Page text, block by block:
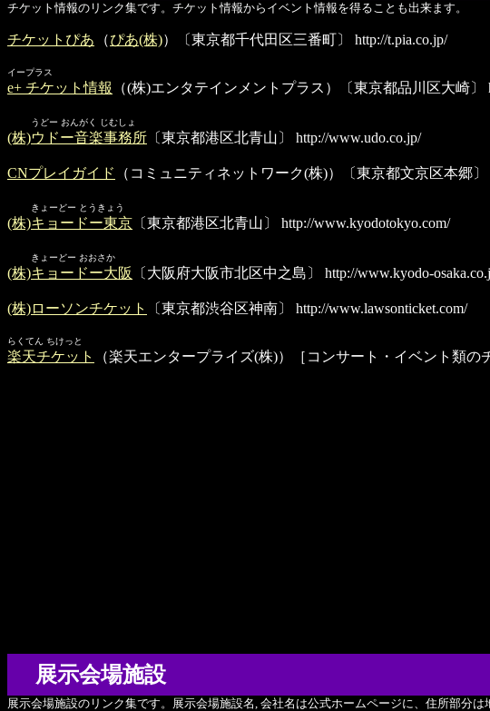
チケット情報のリンク集です。チケット情報からイベント情報を得ることも出来ます。
チケットぴあ （ぴあ(株)）〔東京都千代田区三番町〕 http://t.pia.co.jp/
イープラス
e+ チケット情報 （(株)エンタテインメントプラス）〔東京都品川区大崎〕
うどー おんがく じむしょ
(株)ウドー音楽事務所 〔東京都港区北青山〕 http://www.udo.co.jp/
CNプレイガイド （コミュニティネットワーク(株)）〔東京都文京区本郷〕
きょーどー とうきょう
(株)キョードー東京 〔東京都港区北青山〕 http://www.kyodotokyo.com/
きょーどー おおさか
(株)キョードー大阪 〔大阪府大阪市北区中之島〕 http://www.kyodo-
(株)ローソンチケット 〔東京都渋谷区神南〕 http://www.lawsonticket.com/
らくてん ちけっと
楽天チケット （楽天エンタープライズ(株)）［コンサート・イベント類の
展示会場施設
展示会場施設のリンク集です。展示会場施設名, 会社名は公式ホームページに、住所部分は